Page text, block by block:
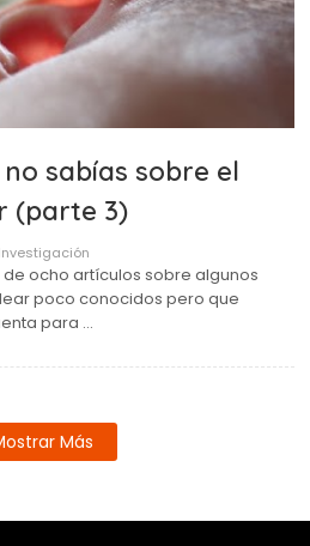
sabías sobre el
(parte 3)
Investigación
ocho artículos sobre algunos
poco conocidos pero que
para …
Más